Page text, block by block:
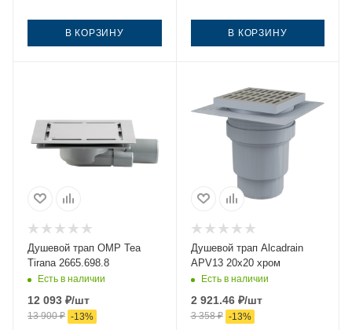
В КОРЗИНУ В КОРЗИНУ
Душевой трап OMP Tea
Tirana 2665.698.8
Есть в наличии
12 093 ₽/шт
13 900₽ -13%
Душевой трап Alcadrain
APV13 20х20 хром
Есть в наличии
2 921.46₽/шт
3 358₽ -13%